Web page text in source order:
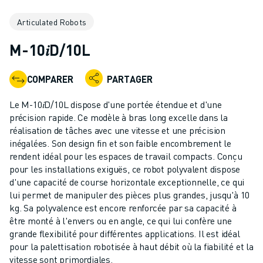
ROBOTS COLLABORATIFS
CONTRÔLEURS DE ROBOTS
ACCESSOIRES POUR ROBOTS
LOGICIEL ROBOT
LOGICIEL DE SIMULATION
PRODUITS DE ROBOTIQUE ÉDUCATIVE
AUTOMATISATION DES ROBOTS
ROBOTS DE SOUDAGE À L'ARC
ROBOTS ARTICULÉS
SÉRIE ARC MATE
SÉRIE M-900
ROBOTS DELTA
ROBOTS POUR L'ALIMENTATION ET LES SALLES BLANCHES
ROBOTS DE PEINTURE
ROBOTS PALETTISEURS
Articulated Robots
M-10𝑖D/10L
COMPARER PARTAGER
Le M-10𝑖D/10L dispose d'une portée étendue et d'une
précision rapide. Ce modèle à bras long excelle dans la
réalisation de tâches avec une vitesse et une précision
inégalées. Son design fin et son faible encombrement le
rendent idéal pour les espaces de travail compacts. Conçu
pour les installations exiguës, ce robot polyvalent dispose
d'une capacité de course horizontale exceptionnelle, ce qui
lui permet de manipuler des pièces plus grandes, jusqu'à 10
kg. Sa polyvalence est encore renforcée par sa capacité à
être monté à l'envers ou en angle, ce qui lui confère une
grande flexibilité pour différentes applications. Il est idéal
pour la palettisation robotisée à haut débit où la fiabilité et la
vitesse sont primordiales.